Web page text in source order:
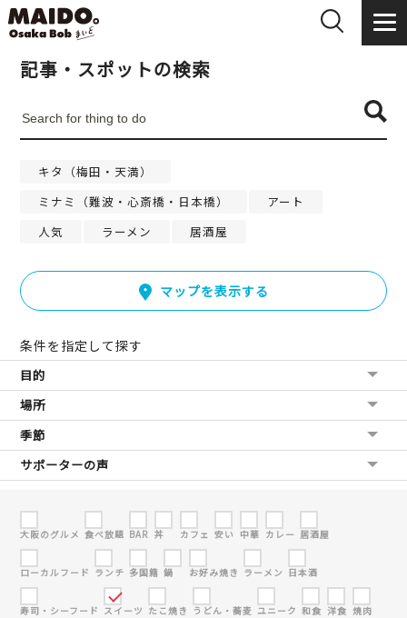
記事・スポットの検索
キタ（梅田・天満）
ミナミ（難波・心斎橋・日本橋）
アート
人気
ラーメン 居酒屋
マップを表示する
条件を指定して探す
目的
場所
季節
サポーターの声
大阪のグルメ 食べ放題 BAR 丼 カフェ 安い 中華 カレー 居酒屋
ローカルフード ランチ 多国籍 鍋 お好み焼き ラーメン 日本酒
寿司・シーフード スイーツ たこ焼き うどん・蕎麦 ユニーク 和食 洋食 焼肉